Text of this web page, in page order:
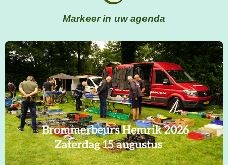
Markeer in uw agenda